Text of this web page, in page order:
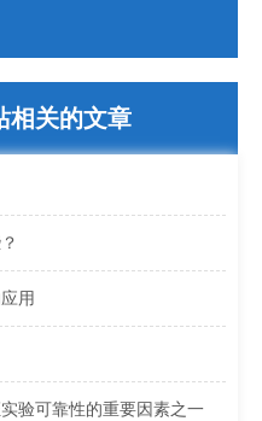
相关的文章
用
验可靠性的重要因素之一